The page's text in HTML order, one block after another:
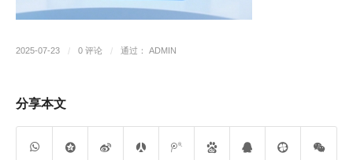
2025-07-23 / 0 评论 / 通过： ADMIN
分享本文